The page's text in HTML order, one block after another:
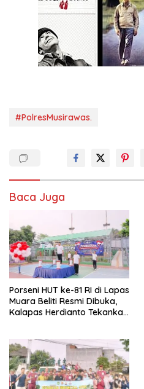
#PolresMusirawas.
Baca Juga
Porseni HUT ke-81 RI di Lapas
Muara Beliti Resmi Dibuka,
Kalapas Herdianto Tekankan